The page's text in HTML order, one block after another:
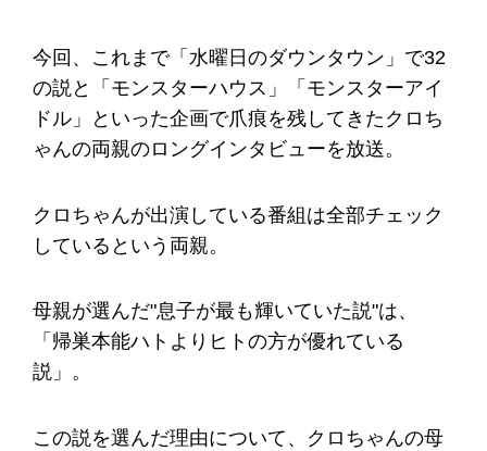
今回、これまで「水曜日のダウンタウン」で32
の説と「モンスターハウス」「モンスターアイ
ドル」といった企画で爪痕を残してきたクロち
ゃんの両親のロングインタビューを放送。
クロちゃんが出演している番組は全部チェック
しているという両親。
母親が選んだ"息子が最も輝いていた説"は、
「帰巣本能ハトよりヒトの方が優れている
説」。
この説を選んだ理由について、クロちゃんの母